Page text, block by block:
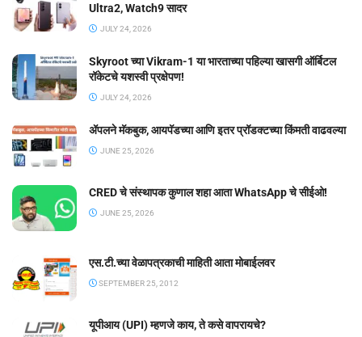
Ultra2, Watch9 सादर
JULY 24, 2026
Skyroot च्या Vikram-1 या भारताच्या पहिल्या खासगी ऑर्बिटल
रॉकेटचे यशस्वी प्रक्षेपण!
JULY 24, 2026
ॲपलने मॅकबुक, आयपॅडच्या आणि इतर प्रॉडक्टच्या किंमती वाढवल्या
JUNE 25, 2026
CRED चे संस्थापक कुणाल शहा आता WhatsApp चे सीईओ!
JUNE 25, 2026
एस.टी.च्या वेळापत्रकाची माहिती आता मोबाईलवर
SEPTEMBER 25, 2012
यूपीआय (UPI) म्हणजे काय, ते कसे वापरायचे?